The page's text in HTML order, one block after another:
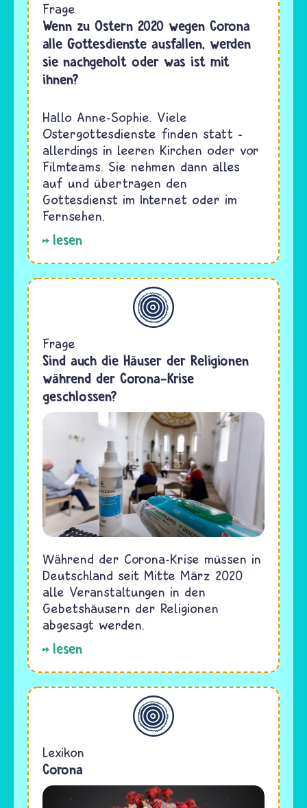
Frage
Wenn zu Ostern 2020 wegen Corona
alle Gottesdienste ausfallen, werden
sie nachgeholt oder was ist mit
ihnen?
Hallo Anne-Sophie. Viele
Ostergottesdienste finden statt -
allerdings in leeren Kirchen oder vor
Filmteams. Sie nehmen dann alles
auf und übertragen den
Gottesdienst im Internet oder im
Fernsehen.
lesen
Allgemein
Frage
Sind auch die Häuser der Religionen
während der Corona-Krise
geschlossen?
Während der Corona-Krise müssen in
Deutschland seit Mitte März 2020
alle Veranstaltungen in den
Gebetshäusern der Religionen
abgesagt werden.
lesen
Allgemein
Lexikon
Corona